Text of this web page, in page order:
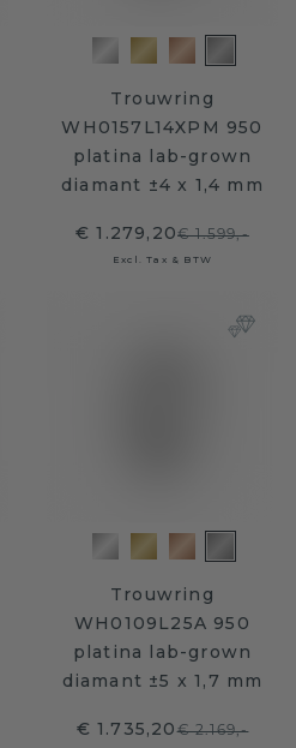
Trouwring
WH0157L14XPM 950
platina lab-grown
diamant ±4 x 1,4 mm
€ 1.279,20€ 1.599,-
Excl. Tax & BTW
Trouwring
WH0109L25A 950
platina lab-grown
diamant ±5 x 1,7 mm
€ 1.735,20€ 2.169,-